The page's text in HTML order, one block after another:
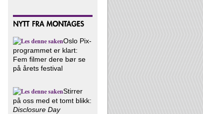
Oslo Pix-
programmet er klart:
Fem filmer dere bør se
på årets festival
Stirrer
på oss med et tomt blikk:
Disclosure Day